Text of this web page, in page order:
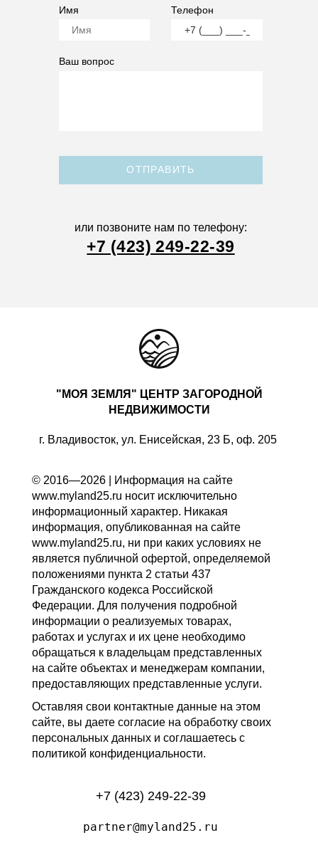
Имя Телефон
Ваш вопрос
ОТПРАВИТЬ
или позвоните нам по телефону:
+7 (423) 249-22-39
"МОЯ ЗЕМЛЯ" ЦЕНТР ЗАГОРОДНОЙ
НЕДВИЖИМОСТИ
г. Владивосток, ул. Енисейская, 23 Б, оф. 205
© 2016—2026 | Информация на сайте
www.myland25.ru носит исключительно
информационный характер. Никакая
информация, опубликованная на сайте
www.myland25.ru, ни при каких условиях не
является публичной офертой, определяемой
положениями пункта 2 статьи 437
Гражданского кодекса Российской
Федерации. Для получения подробной
информации о реализуемых товарах,
работах и услугах и их цене необходимо
обращаться к владельцам представленных
на сайте объектах и менеджерам компании,
предоставляющих представленные услуги.
Оставляя свои контактные данные на этом
сайте, вы даете согласие на обработку своих
персональных данных и соглашаетесь с
политикой конфиденциальности.
+7 (423) 249-22-39
partner@myland25.ru